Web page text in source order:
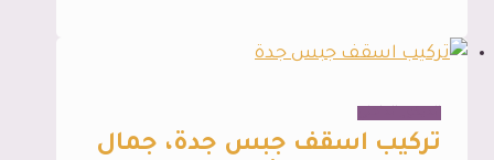
جدة،
جمالية
تركيب اسقف جبس جدة، جمال